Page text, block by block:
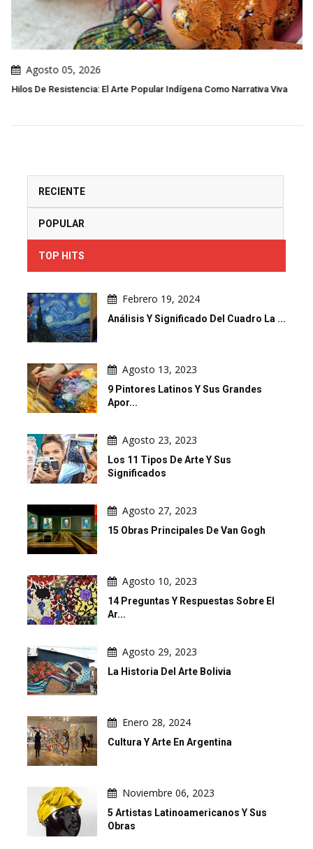
Agosto 05, 2026
Hilos De Resistencia: El Arte Popular Indígena Como Narrativa Viva
RECIENTE
POPULAR
TOP HITS
Febrero 19, 2024
Análisis Y Significado Del Cuadro La ...
Agosto 13, 2023
9 Pintores Latinos Y Sus Grandes
Apor...
Agosto 23, 2023
Los 11 Tipos De Arte Y Sus
Significados
Agosto 27, 2023
15 Obras Principales De Van Gogh
Agosto 10, 2023
14 Preguntas Y Respuestas Sobre El
Ar...
Agosto 29, 2023
La Historia Del Arte Bolivia
Enero 28, 2024
Cultura Y Arte En Argentina
Noviembre 06, 2023
5 Artistas Latinoamericanos Y Sus
Obras